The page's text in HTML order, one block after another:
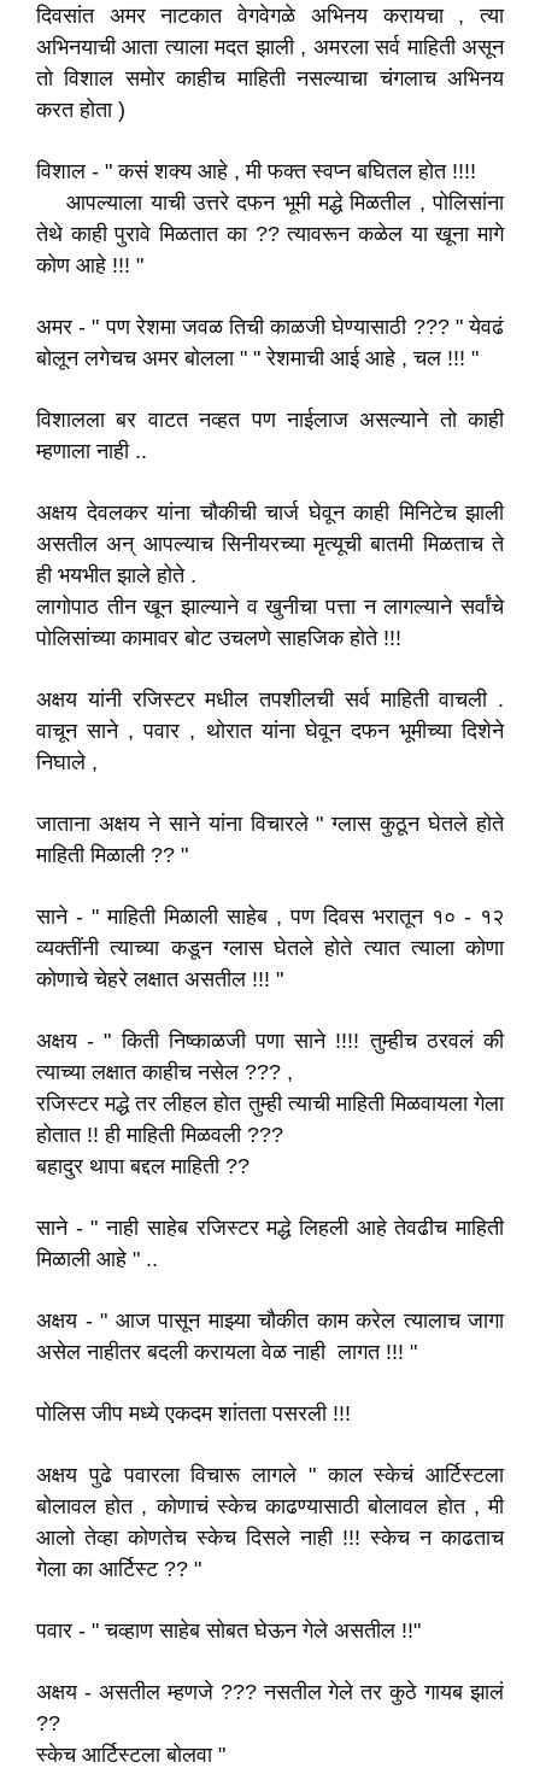
दिवसांत अमर नाटकात वेगवेगळे अभिनय करायचा , त्या
अभिनयाची आता त्याला मदत झाली , अमरला सर्व माहिती असून
तो विशाल समोर काहीच माहिती नसल्याचा चंगलाच अभिनय
करत होता )
विशाल - " कसं शक्य आहे , मी फक्त स्वप्न बघितल होत !!!!
आपल्याला याची उत्तरे दफन भूमी मद्धे मिळतील , पोलिसांना
तेथे काही पुरावे मिळतात का ?? त्यावरून कळेल या खूना मागे
कोण आहे !!! "
अमर - " पण रेशमा जवळ तिची काळजी घेण्यासाठी ??? " येवढं
बोलून लगेचच अमर बोलला " " रेशमाची आई आहे , चल !!! "
विशालला बर वाटत नव्हत पण नाईलाज असल्याने तो काही
म्हणाला नाही ..
अक्षय देवलकर यांना चौकीची चार्ज घेवून काही मिनिटेच झाली
असतील अन् आपल्याच सिनीयरच्या मृत्यूची बातमी मिळताच ते
ही भयभीत झाले होते .
लागोपाठ तीन खून झाल्याने व खुनीचा पत्ता न लागल्याने सर्वांचे
पोलिसांच्या कामावर बोट उचलणे साहजिक होते !!!
अक्षय यांनी रजिस्टर मधील तपशीलची सर्व माहिती वाचली .
वाचून साने , पवार , थोरात यांना घेवून दफन भूमीच्या दिशेने
निघाले ,
जाताना अक्षय ने साने यांना विचारले " ग्लास कुठून घेतले होते
माहिती मिळाली ?? "
साने - " माहिती मिळाली साहेब , पण दिवस भरातून १० - १२
व्यक्तींनी त्याच्या कडून ग्लास घेतले होते त्यात त्याला कोणा
कोणाचे चेहरे लक्षात असतील !!! "
अक्षय - " किती निष्काळजी पणा साने !!!! तुम्हीच ठरवलं की
त्याच्या लक्षात काहीच नसेल ??? ,
रजिस्टर मद्धे तर लीहल होत तुम्ही त्याची माहिती मिळवायला गेला
होतात !! ही माहिती मिळवली ???
बहादुर थापा बद्दल माहिती ??
साने - " नाही साहेब रजिस्टर मद्धे लिहली आहे तेवढीच माहिती
मिळाली आहे " ..
अक्षय - " आज पासून माझ्या चौकीत काम करेल त्यालाच जागा
असेल नाहीतर बदली करायला वेळ नाही लागत !!! "
पोलिस जीप मध्ये एकदम शांतता पसरली !!!
अक्षय पुढे पवारला विचारू लागले " काल स्केचं आर्टिस्टला
बोलावल होत , कोणाचं स्केच काढण्यासाठी बोलावल होत , मी
आलो तेव्हा कोणतेच स्केच दिसले नाही !!! स्केच न काढताच
गेला का आर्टिस्ट ?? "
पवार - " चव्हाण साहेब सोबत घेऊन गेले असतील !!"
अक्षय - असतील म्हणजे ??? नसतील गेले तर कुठे गायब झालं
??
स्केच आर्टिस्टला बोलवा "